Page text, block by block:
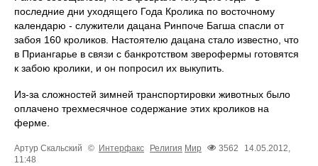
последние дни уходящего Года Кролика по восточному
календарю - служители дацана Ринпоче Багша спасли от
забоя 160 кроликов. Настоятелю дацана стало известно, что
в Приангарье в связи с банкротством зверофермы готовятся
к забою кролики, и он попросил их выкупить.
Из-за сложностей зимней транспортировки животных было
оплачено трехмесячное содержание этих кроликов на
ферме.
Артур Скальский © Интерфакс Религия Мир 3562
14.05.2012,
11:48